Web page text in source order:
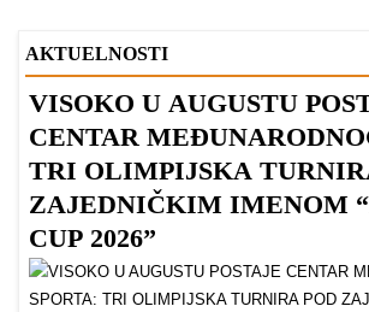
AKTUELNOSTI
VISOKO U AUGUSTU
CENTAR
TRI OLIMPIJSKA
ZAJEDNIČKIM IMENOM
CUP 2026”